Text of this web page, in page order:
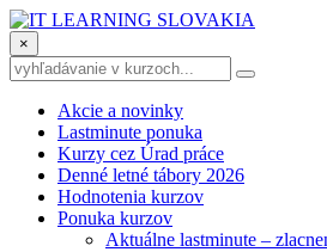
×
Akcie a novinky
Lastminute ponuka
Kurzy cez Úrad práce
Denné letné tábory 2026
Hodnotenia kurzov
Ponuka kurzov
Aktuálne lastminute –